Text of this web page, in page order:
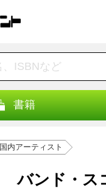
書籍
国内アーティスト
バンド・ス